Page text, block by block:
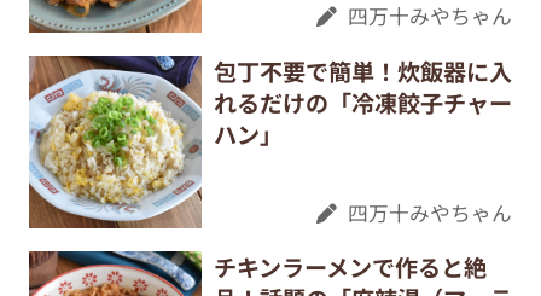
四万十みやちゃん
包丁不要で簡単！炊飯器に入
れるだけの「冷凍餃子チャー
ハン」
四万十みやちゃん
チキンラーメンで作ると絶